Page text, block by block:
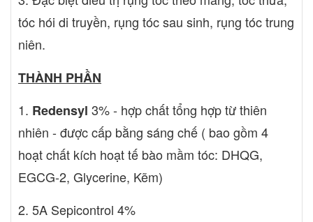
tóc hói di truyền, rụng tóc sau sinh, rụng tóc trung
niên.
THÀNH PHẦN
1. Redensyl 3% - hợp chất tổng hợp từ thiên
nhiên - được cấp bằng sáng chế ( bao gồm 4
hoạt chất kích hoạt tế bào mầm tóc: DHQG,
EGCG-2, Glycerine, Kẽm)
2. 5A Sepicontrol 4%